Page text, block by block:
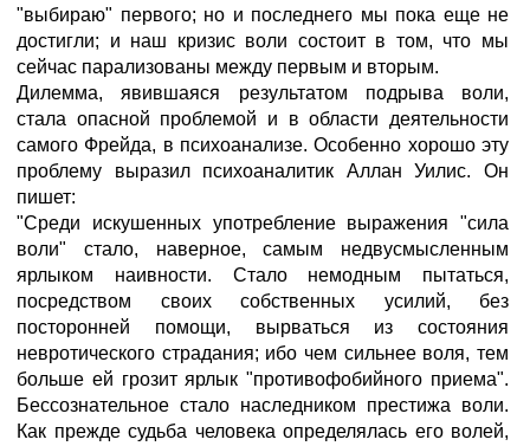
"выбираю" первого; но и последнего мы пока еще не
достигли; и наш кризис воли состоит в том, что мы
сейчас парализованы между первым и вторым.
Дилемма, явившаяся результатом подрыва воли,
стала опасной проблемой и в области деятельности
самого Фрейда, в психоанализе. Особенно хорошо эту
проблему выразил психоаналитик Аллан Уилис. Он
пишет:
"Среди искушенных употребление выражения "сила
воли" стало, наверное, самым недвусмысленным
ярлыком наивности. Стало немодным пытаться,
посредством своих собственных усилий, без
посторонней помощи, вырваться из состояния
невротического страдания; ибо чем сильнее воля, тем
больше ей грозит ярлык "противофобийного приема".
Бессознательное стало наследником престижа воли.
Как прежде судьба человека определялась его волей,